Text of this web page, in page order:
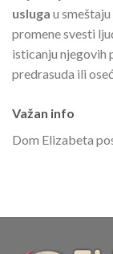
usluga u
promene svesti
isticanju njegovih
predrasuda ili
Važan info
Dom Elizabeta